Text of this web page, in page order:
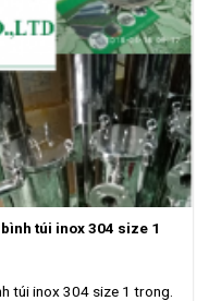
túi inox 304 size 1
túi inox 304 size 1 trong.